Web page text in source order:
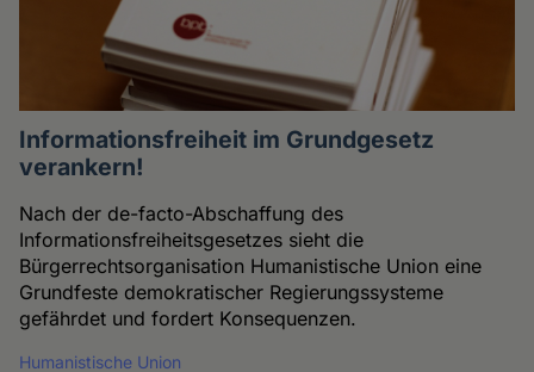
Informationsfreiheit im Grundgesetz
verankern!
Nach der de-facto-Abschaffung des
Informationsfreiheitsgesetzes sieht die
Bürgerrechtsorganisation Humanistische Union eine
Grundfeste demokratischer Regierungssysteme
gefährdet und fordert Konsequenzen.
Humanistische Union